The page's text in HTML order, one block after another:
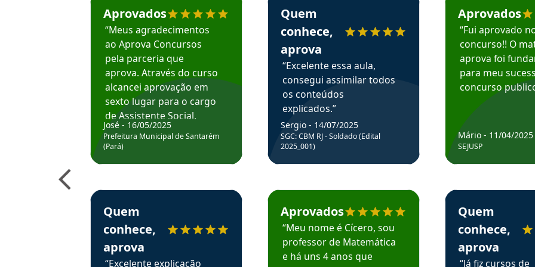
Aprovados
“Meus agradecimentos
ao Aprova Concursos
pela parceria que
aprova. Através do curso
alcancei aprovação em
sexto lugar para o cargo
de Assistente Social.
Hoje estou atuando na
Prefeitura de Santarém.
José - 16/05/2025
Prefeitura Municipal de Santarém
(Pará)
Estudante Elais recomenda o Aprova Concursos em depoimento
Quem
conhece,
aprova
“Excelente explicação
Quem
conhece,
aprova
“Excelente essa aula,
consegui assimilar todos
os conteúdos
explicados.”
Sergio - 14/07/2025
SGC: CBM RJ - Soldado (Edital
2025_001)
Estudante Cicero recomenda o Aprova Concursos em depoimento
Aprovados
“Meu nome é Cícero, sou
professor de Matemática
e há uns 4 anos que
Aprovados
“Fui aprovado
concurso!! O
aprova foi
para meu
concurso
Mário - 11/04/2025
SEJUSP
Estudante Henrique
Quem
conhece,
aprova
“Já fiz cursos de